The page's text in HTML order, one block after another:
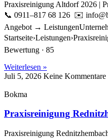
Praxisreinigung Altdorf 2026 |
📞 0911–817 68 126 ✉️
Angebot →
Bewertung · 85
Weiterlesen »
Juli 5, 2026 Keine Kommentare
Bokma
Praxisreinigung
Praxisreinigung